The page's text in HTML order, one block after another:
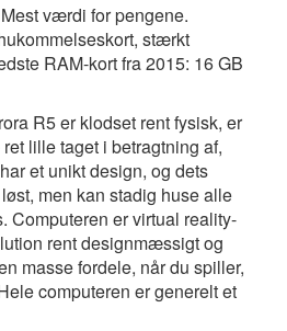
værdi for pengene.
stærkt
RAM-kort fra 2015: 16 GB
R5 er klodset rent fysisk, er
lille taget i betragtning af,
et unikt design, og dets
men kan stadig huse alle
Computeren er virtual reality-
rent designmæssigt og
masse fordele, når du spiller,
computeren er generelt et